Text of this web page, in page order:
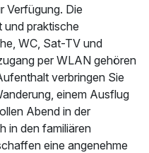
Verfügung. Die
und praktische
WC, Sat-TV und
per WLAN gehören
verbringen Sie
einem Ausflug
Abend in der
in den familiären
eine angenehme